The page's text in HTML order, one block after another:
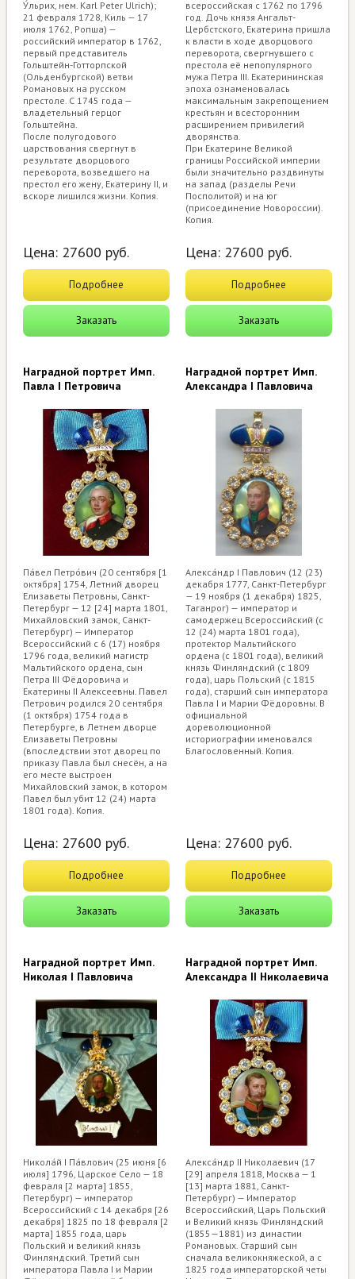
У́льрих, нем. Karl Peter Ulrich);
21 февраля 1728, Киль — 17
июля 1762, Ропша) —
российский император в 1762,
первый представитель
Гольштейн-Готторпской
(Ольденбургской) ветви
Романовых на русском
престоле. C 1745 года —
владетельный герцог
Гольштейна.
После полугодового
царствования свергнут в
результате дворцового
переворота, возведшего на
престол его жену, Екатерину II, и
вскоре лишился жизни. Копия.
Цена: 27600 руб.
Подробнее
Заказать
всероссийская с 1762 по 1796
год. Дочь князя Ангальт-
Цербстского, Екатерина пришла
к власти в ходе дворцового
переворота, свергнувшего с
престола её непопулярного
мужа Петра III. Екатерининская
эпоха ознаменовалась
максимальным закрепощением
крестьян и всесторонним
расширением привилегий
дворянства.
При Екатерине Великой
границы Российской империи
были значительно раздвинуты
на запад (разделы Речи
Посполитой) и на юг
(присоединение Новороссии).
Копия.
Цена: 27600 руб.
Подробнее
Заказать
Наградной портрет Имп.
Павла I Петровича
Па́вел Петро́вич (20 сентября [1
октября] 1754, Летний дворец
Елизаветы Петровны, Санкт-
Петербург — 12 [24] марта 1801,
Михайловский замок, Санкт-
Петербург) — Император
Всероссийский с 6 (17) ноября
1796 года, великий магистр
Мальтийского ордена, сын
Петра III Фёдоровича и
Екатерины II Алексеевны. Павел
Петрович родился 20 сентября
(1 октября) 1754 года в
Петербурге, в Летнем дворце
Елизаветы Петровны
(впоследствии этот дворец по
приказу Павла был снесён, а на
его месте выстроен
Михайловский замок, в котором
Павел был убит 12 (24) марта
1801 года). Копия.
Цена: 27600 руб.
Подробнее
Заказать
Наградной портрет Имп.
Александра I Павловича
Алекса́ндр I Павлович (12 (23)
декабря 1777, Санкт-Петербург
— 19 ноября (1 декабря) 1825,
Таганрог) — император и
самодержец Всероссийский (с
12 (24) марта 1801 года),
протектор Мальтийского
ордена (с 1801 года), великий
князь Финляндский (с 1809
года), царь Польский (с 1815
года), старший сын императора
Павла I и Марии Фёдоровны. В
официальной
дореволюционной
историографии именовался
Благословенный. Копия.
Цена: 27600 руб.
Подробнее
Заказать
Наградной портрет Имп.
Николая I Павловича
Никола́й I Па́влович (25 июня [6
июля] 1796, Царское Село — 18
февраля [2 марта] 1855,
Петербург) — император
Всероссийский с 14 декабря [26
декабря] 1825 по 18 февраля [2
марта] 1855 года, царь
Польский и великий князь
Финляндский. Третий сын
императора Павла I и Марии
Наградной портрет Имп.
Александра II Николаевича
Алекса́ндр II Николаевич (17
[29] апреля 1818, Москва — 1
[13] марта 1881, Санкт-
Петербург) — Император
Всероссийский, Царь Польский
и Великий князь Финляндский
(1855—1881) из династии
Романовых. Старший сын
сначала великокняжеской, а с
1825 года императорской четы